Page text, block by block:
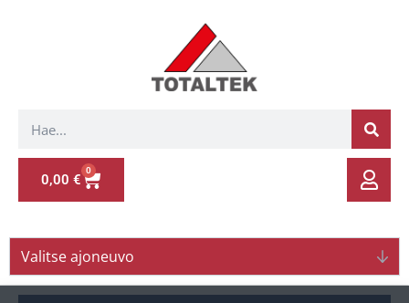
0,00 €
0
Valitse ajoneuvo